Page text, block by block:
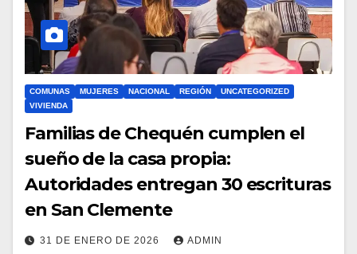
COMUNAS MUJERES NACIONAL REGIÓN
UNCATEGORIZED
VIVIENDA
Familias de Chequén cumplen el
sueño de la casa propia:
Autoridades entregan 30 escrituras
en San Clemente
31 DE ENERO DE 2026 ADMIN